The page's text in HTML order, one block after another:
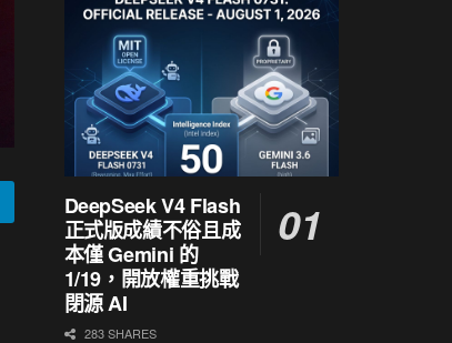
DeepSeek V4 Flash
正式版成績不俗且成
本僅 Gemini 的
1/19，開放權重挑戰
閉源 AI
283 SHARES